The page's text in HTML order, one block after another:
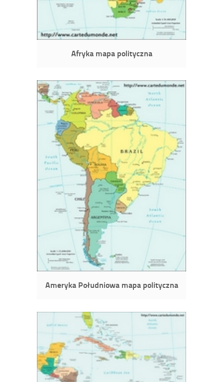
Afryka mapa polityczna
Ameryka Południowa mapa polityczna